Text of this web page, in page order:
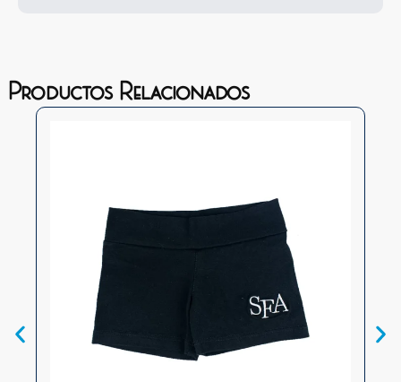
Productos Relacionados